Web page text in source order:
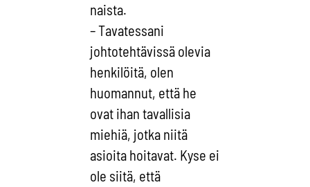
naista.
– Tavatessani
johtotehtävissä olevia
henkilöitä, olen
huomannut, että he
ovat ihan tavallisia
miehiä, jotka niitä
asioita hoitavat. Kyse ei
ole siitä, että